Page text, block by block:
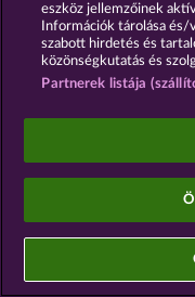
eszköz jellemzőinek
Információk tárolása
szabott hirdetés és
közönségkutatás és
Partnerek listája